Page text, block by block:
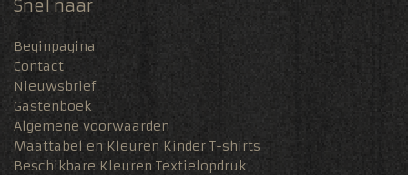
Snel naar
Beginpagina
Contact
Nieuwsbrief
Gastenboek
Algemene voorwaarden
Maattabel en Kleuren Kinder T-shirts
Beschikbare Kleuren Textielopdruk